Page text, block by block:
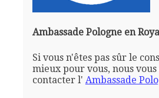
Ambassade Pologne en
Si vous n'êtes pas sûr le
mieux pour vous, nous
contacter l' Ambassade